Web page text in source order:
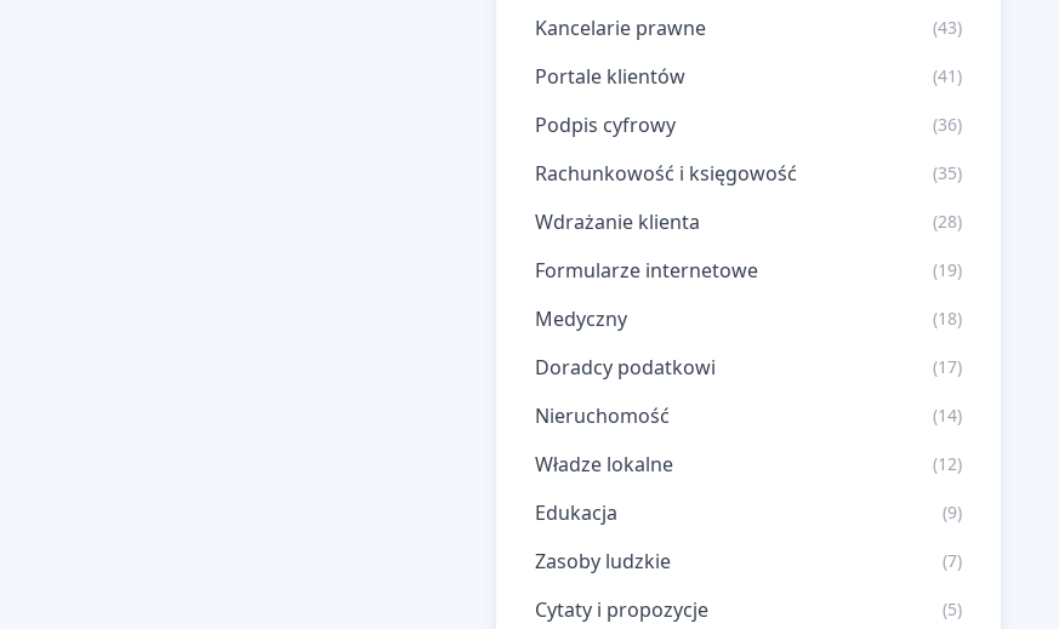
Kancelarie prawne (43)
Portale klientów (41)
Podpis cyfrowy (36)
Rachunkowość i księgowość (35)
Wdrażanie klienta (28)
Formularze internetowe (19)
Medyczny (18)
Doradcy podatkowi (17)
Nieruchomość (14)
Władze lokalne (12)
Edukacja (9)
Zasoby ludzkie (7)
Cytaty i propozycje (5)